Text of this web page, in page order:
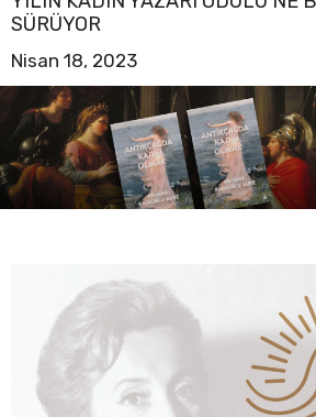
SÜRÜYOR
Nisan 18, 2023